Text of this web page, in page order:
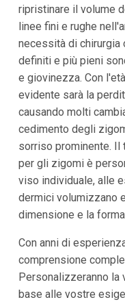
ripristinare il volume
linee fini e rughe
necessità di chirurgia
definiti e più pieni
e giovinezza. Con
evidente sarà la
causando molti
cedimento degli
sorriso prominente. Il
per gli zigomi è
viso individuale, alle
dermici volumizzano
dimensione e la
Con anni di
comprensione
Personalizzeranno la
base alle vostre